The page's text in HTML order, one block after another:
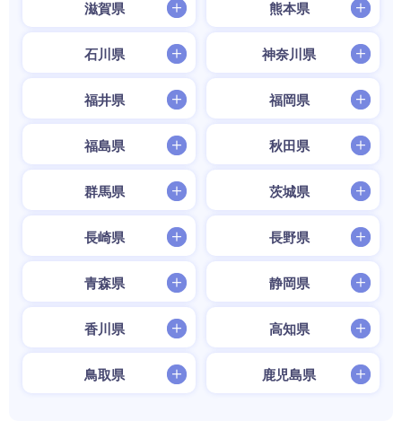
滋賀県 熊本県
石川県 神奈川県
福井県 福岡県
福島県 秋田県
群馬県 茨城県
長崎県 長野県
青森県 静岡県
香川県 高知県
鳥取県 鹿児島県